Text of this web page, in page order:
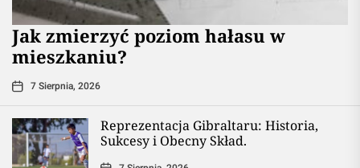
Jak zmierzyć poziom hałasu w
mieszkaniu?
7 Sierpnia, 2026
Reprezentacja Gibraltaru: Historia,
Sukcesy i Obecny Skład.